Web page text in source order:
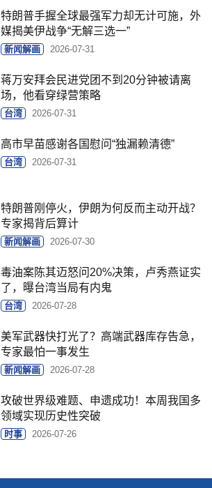
特朗普手握全球最强军力却无计可施，外
媒揭美伊战争“无解三选一”
新闻解画 2026-07-31
蒋万安拜会民进党团不到20分钟被请离
场，他看穿绿营策略
台湾 2026-07-31
高市早苗感谢各国慰问“独漏赖清德”
台湾 2026-07-31
特朗普刚停火，伊朗为何反而主动开战？
专家揭背后算计
新闻解画 2026-07-30
毒油案陈其迈怒问20%决策，卢秀燕证实
了，曝台湾当局有内鬼
台湾 2026-07-28
美军武器快打光了？高端武器库存告急，
专家最怕一事发生
新闻解画 2026-07-28
攻破世界级难题、申遗成功！本周我国多
领域实现历史性突破
时事 2026-07-26